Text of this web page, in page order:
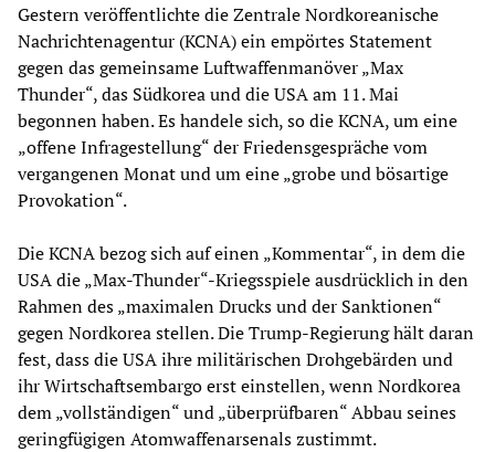
Gestern veröffentlichte die Zentrale Nordkoreanische
Nachrichtenagentur (KCNA) ein empörtes Statement
gegen das gemeinsame Luftwaffenmanöver „Max
Thunder“, das Südkorea und die USA am 11. Mai
begonnen haben. Es handele sich, so die KCNA, um eine
„offene Infragestellung“ der Friedensgespräche vom
vergangenen Monat und um eine „grobe und bösartige
Provokation“.
Die KCNA bezog sich auf einen „Kommentar“, in dem die
USA die „Max-Thunder“-Kriegsspiele ausdrücklich in den
Rahmen des „maximalen Drucks und der Sanktionen“
gegen Nordkorea stellen. Die Trump-Regierung hält daran
fest, dass die USA ihre militärischen Drohgebärden und
ihr Wirtschaftsembargo erst einstellen, wenn Nordkorea
dem „vollständigen“ und „überprüfbaren“ Abbau seines
geringfügigen Atomwaffenarsenals zustimmt.